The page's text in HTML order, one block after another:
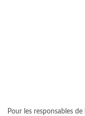
Pour les responsables